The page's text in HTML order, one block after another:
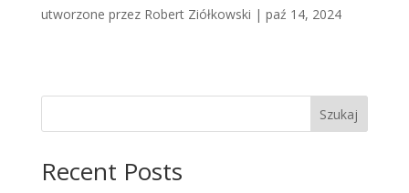
utworzone przez Robert Ziółkowski | paź 14, 2024
Szukaj
Recent Posts